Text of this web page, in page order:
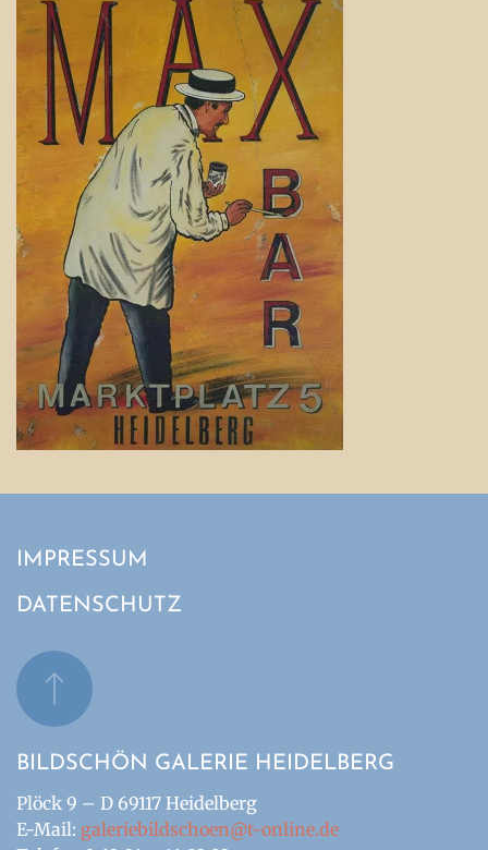
IMPRESSUM
DATENSCHUTZ
BILDSCHÖN GALERIE HEIDELBERG
Plöck 9 – D 69117 Heidelberg
E-Mail: galeriebildschoen@t-online.de